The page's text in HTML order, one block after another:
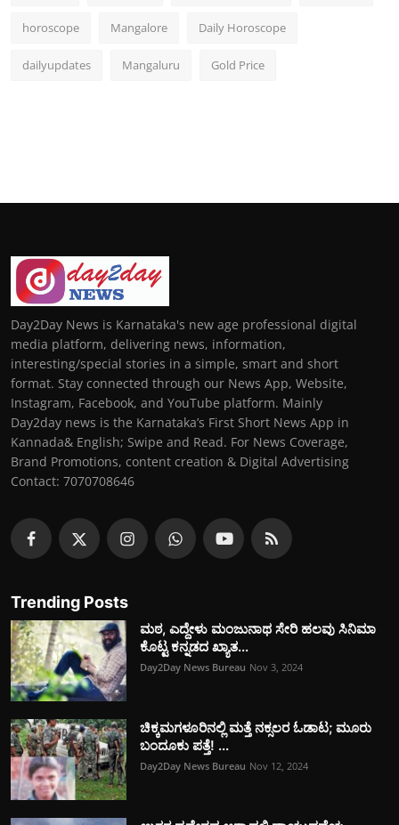
horoscope Mangalore Daily Horoscope
dailyupdates Mangaluru Gold Price
Day2Day News is Karnataka's new age professional digital
media platform, delivering news, information,
interesting/special stories in a simple, smart and short
format. Stay connected through our News App, Website,
Instagram, Facebook, and YouTube platform. Mainly
Day2day news is the Karnataka’s First Short News App in
Kannada& English; Swipe and Read. For News Coverage,
Brand Promotions, content creation & Digital Advertising
Contact: 7070708646
Trending Posts
ಮಠ, ಎದ್ದೇಳು ಮಂಜುನಾಥ ಸೇರಿ ಹಲವು ಸಿನಿಮಾ
ಕೊಟ್ಟ ಕನ್ನಡದ ಖ್ಯಾತ...
Day2Day News Bureau Nov 3, 2024
ಚಿಕ್ಕಮಗಳೂರಿನಲ್ಲಿ ಮತ್ತೆ ನಕ್ಸಲರ ಓಡಾಟ; ಮೂರು
ಬಂದೂಕು ಪತ್ತೆ! ...
Day2Day News Bureau Nov 12, 2024